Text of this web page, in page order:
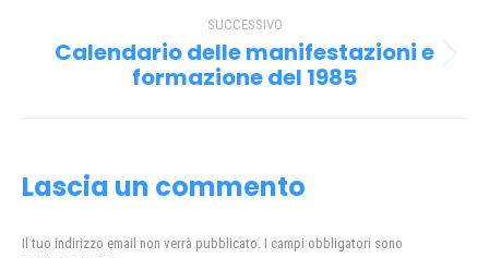
SUCCESSIVO
Prossimo
post:
Calendario delle manifestazioni e
formazione del 1985
Lascia un commento
Il tuo indirizzo email non verrà pubblicato. I campi obbligatori sono